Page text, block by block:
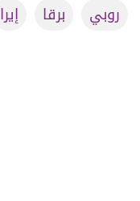
روبي
برقا إيرا